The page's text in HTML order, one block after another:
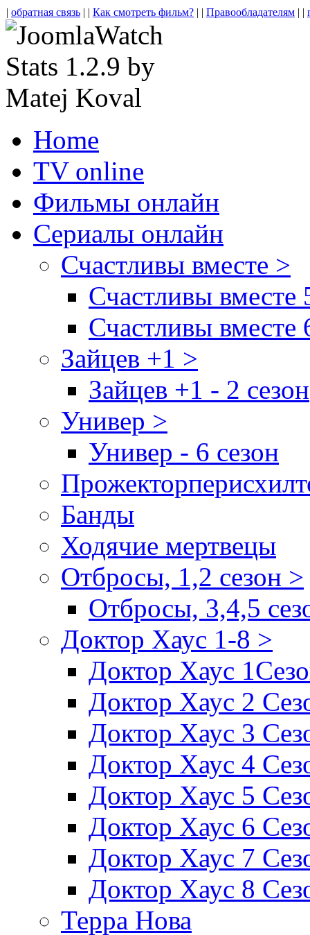
| обратная связь | | Как смотреть фильм? | | Правообладателям | |
Home
TV online
Фильмы онлайн
Сериалы онлайн
Счастливы вместе >
Счастливы вместе
Счастливы вместе
Зайцев +1 >
Зайцев +1 - 2 сезон
Универ >
Универ - 6 сезон
Банды
Ходячие мертвецы
Отбросы, 1,2 сезон >
Отбросы, 3,4,5
Доктор Хаус 1-8 >
Доктор Хаус
Доктор Хаус 2
Доктор Хаус 3
Доктор Хаус 4
Доктор Хаус 5
Доктор Хаус 6
Доктор Хаус 7
Доктор Хаус 8
Терра Нова